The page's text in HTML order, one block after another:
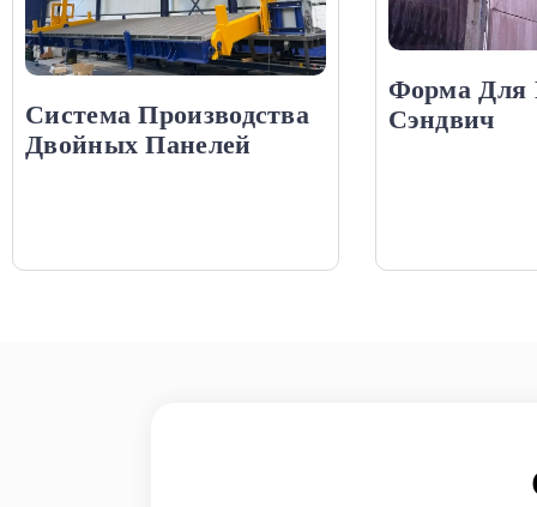
Система Производства
Двойных Панелей
Форма Для
Сэндвич